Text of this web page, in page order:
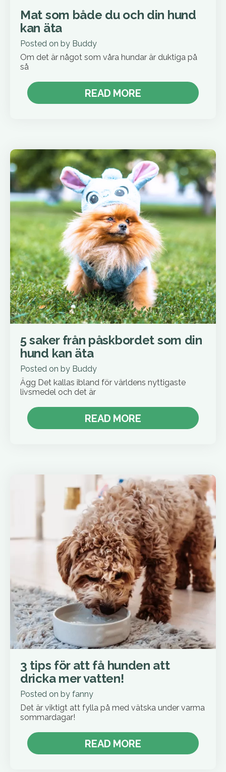
Mat som både du och din hund
kan äta
Posted on by Buddy
Om det är något som våra hundar är duktiga på
så
READ MORE
5 saker från påskbordet som din
hund kan äta
Posted on by Buddy
Ägg Det kallas ibland för världens nyttigaste
livsmedel och det är
READ MORE
3 tips för att få hunden att
dricka mer vatten!
Posted on by fanny
Det är viktigt att fylla på med vätska under varma
sommardagar!
READ MORE